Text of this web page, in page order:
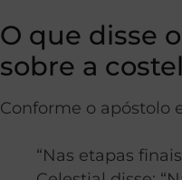
O que disse
sobre a
Conforme o apóstolo
“Nas etapas